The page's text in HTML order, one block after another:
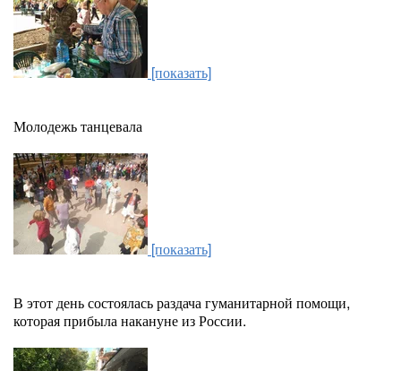
[показать]
Молодежь танцевала
[показать]
В этот день состоялась раздача гуманитарной помощи,
которая прибыла накануне из России.